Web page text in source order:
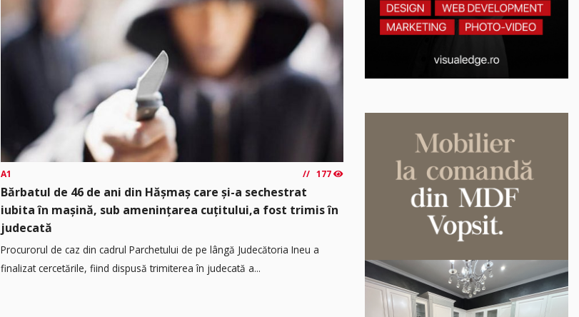
A1 177
Bărbatul de 46 de ani din Hășmaș care și-a sechestrat
iubita în mașină, sub amenințarea cuțitului,a fost trimis în
judecată
Procurorul de caz din cadrul Parchetului de pe lângă Judecătoria Ineu a
finalizat cercetările, fiind dispusă trimiterea în judecată a...